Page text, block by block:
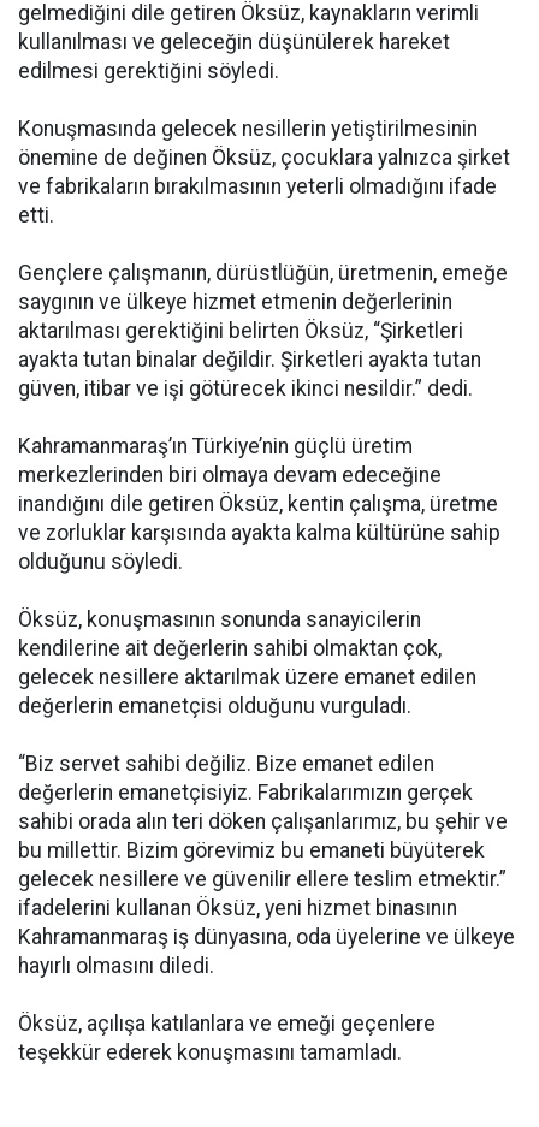
gelmediğini dile getiren Öksüz, kaynakların verimli
kullanılması ve geleceğin düşünülerek hareket
edilmesi gerektiğini söyledi.
Konuşmasında gelecek nesillerin yetiştirilmesinin
önemine de değinen Öksüz, çocuklara yalnızca şirket
ve fabrikaların bırakılmasının yeterli olmadığını ifade
etti.
Gençlere çalışmanın, dürüstlüğün, üretmenin, emeğe
saygının ve ülkeye hizmet etmenin değerlerinin
aktarılması gerektiğini belirten Öksüz, “Şirketleri
ayakta tutan binalar değildir. Şirketleri ayakta tutan
güven, itibar ve işi götürecek ikinci nesildir.” dedi.
Kahramanmaraş’ın Türkiye’nin güçlü üretim
merkezlerinden biri olmaya devam edeceğine
inandığını dile getiren Öksüz, kentin çalışma, üretme
ve zorluklar karşısında ayakta kalma kültürüne sahip
olduğunu söyledi.
Öksüz, konuşmasının sonunda sanayicilerin
kendilerine ait değerlerin sahibi olmaktan çok,
gelecek nesillere aktarılmak üzere emanet edilen
değerlerin emanetçisi olduğunu vurguladı.
“Biz servet sahibi değiliz. Bize emanet edilen
değerlerin emanetçisiyiz. Fabrikalarımızın gerçek
sahibi orada alın teri döken çalışanlarımız, bu şehir ve
bu millettir. Bizim görevimiz bu emaneti büyüterek
gelecek nesillere ve güvenilir ellere teslim etmektir.”
ifadelerini kullanan Öksüz, yeni hizmet binasının
Kahramanmaraş iş dünyasına, oda üyelerine ve ülkeye
hayırlı olmasını diledi.
Öksüz, açılışa katılanlara ve emeği geçenlere
teşekkür ederek konuşmasını tamamladı.